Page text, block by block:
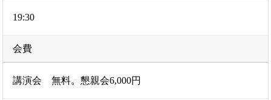
19:30
会費
講演会 無料。懇親会6,000円